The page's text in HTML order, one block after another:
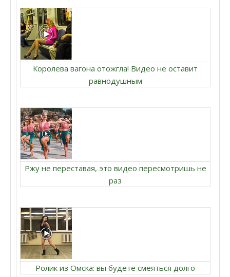
Королева вагона отожгла! Видео не оставит
равнодушным
Ржу не переставая, это видео пересмотришь не
раз
Ролик из Омска: вы будете смеяться долго